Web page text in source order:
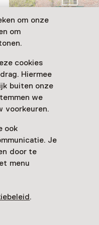
om onze
om
cookies
Hiermee
buiten onze
we
voorkeuren.
ook
Je
door te
menu
.
Museum das
sich in dem Haus,
für optische
Gänsefeder